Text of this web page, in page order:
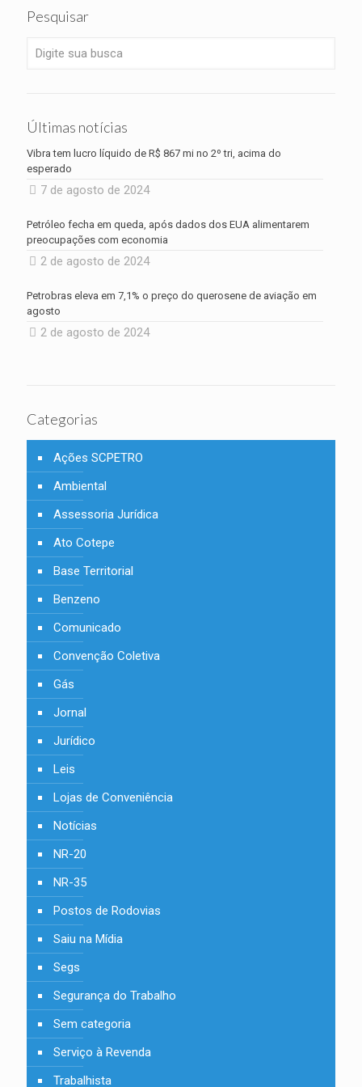
Pesquisar
Últimas notícias
Vibra tem lucro líquido de R$ 867 mi no 2º tri, acima do
esperado
7 de agosto de 2024
Petróleo fecha em queda, após dados dos EUA alimentarem
preocupações com economia
2 de agosto de 2024
Petrobras eleva em 7,1% o preço do querosene de aviação em
agosto
2 de agosto de 2024
Categorias
Ações SCPETRO
Ambiental
Assessoria Jurídica
Ato Cotepe
Base Territorial
Benzeno
Comunicado
Convenção Coletiva
Gás
Jornal
Jurídico
Leis
Lojas de Conveniência
Notícias
NR-20
NR-35
Postos de Rodovias
Saiu na Mídia
Segs
Segurança do Trabalho
Sem categoria
Serviço à Revenda
Trabalhista